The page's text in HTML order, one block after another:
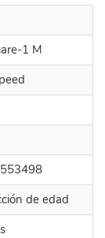
1 M
de edad